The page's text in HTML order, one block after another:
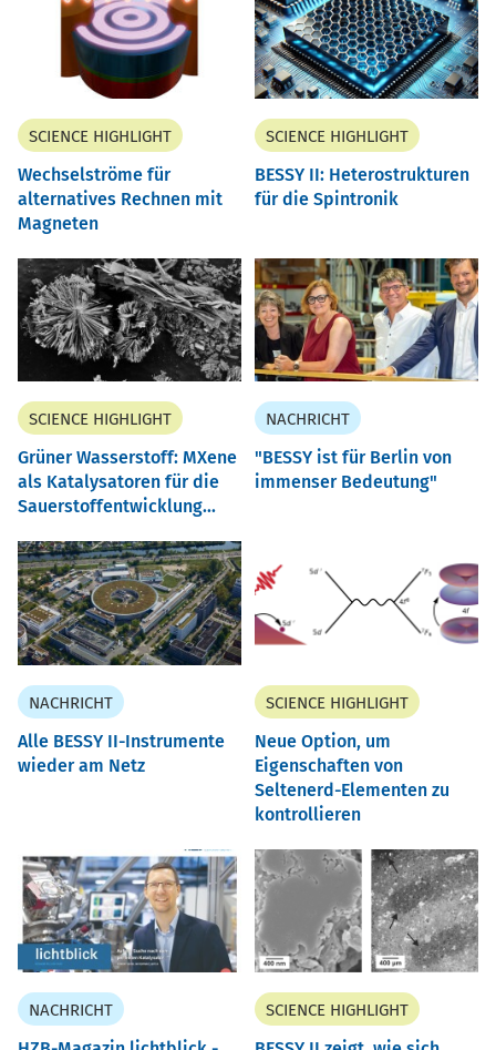
SCIENCE HIGHLIGHT
Wechselströme für
alternatives Rechnen mit
Magneten
SCIENCE HIGHLIGHT
BESSY II: Heterostrukturen
für die Spintronik
SCIENCE HIGHLIGHT
Grüner Wasserstoff: MXene
als Katalysatoren für die
Sauerstoffentwicklung...
NACHRICHT
"BESSY ist für Berlin von
immenser Bedeutung"
NACHRICHT
Alle BESSY II-Instrumente
wieder am Netz
SCIENCE HIGHLIGHT
Neue Option, um
Eigenschaften von
Seltenerd-Elementen zu
kontrollieren
NACHRICHT SCIENCE HIGHLIGHT